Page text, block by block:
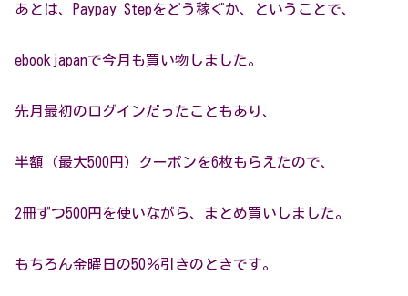
あとは、Paypay Stepをどう稼ぐか、ということで、
ebookjapanで今月も買い物しました。
先月最初のログインだったこともあり、
半額（最大500円）クーポンを6枚もらえたので、
2冊ずつ500円を使いながら、まとめ買いしました。
もちろん金曜日の50％引きのときです。